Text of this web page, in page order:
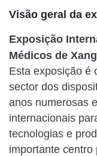
Visão geral da
Exposição
Médicos de
Esta exposição é
sector dos
anos numerosas
internacionais
tecnologias e
importante